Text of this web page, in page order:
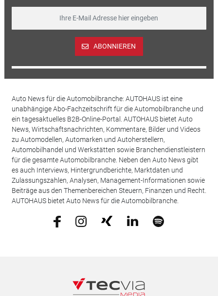
ABONNIEREN
Auto News für die Automobilbranche: AUTOHAUS ist eine
unabhängige Abo-Fachzeitschrift für die Automobilbranche und
ein tagesaktuelles B2B-Online-Portal. AUTOHAUS bietet Auto
News, Wirtschaftsnachrichten, Kommentare, Bilder und Videos
zu Automodellen, Automarken und Autoherstellern,
Automobilhandel und Werkstätten sowie Branchendienstleistern
für die gesamte Automobilbranche. Neben den Auto News gibt
es auch Interviews, Hintergrundberichte, Marktdaten und
Zulassungszahlen, Analysen, Management-Informationen sowie
Beiträge aus den Themenbereichen Steuern, Finanzen und Recht.
AUTOHAUS bietet Auto News für die Automobilbranche.